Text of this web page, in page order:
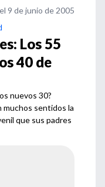
9 de junio de 2005
Los 55
40 de
nuevos 30?
muchos sentidos la
que sus padres